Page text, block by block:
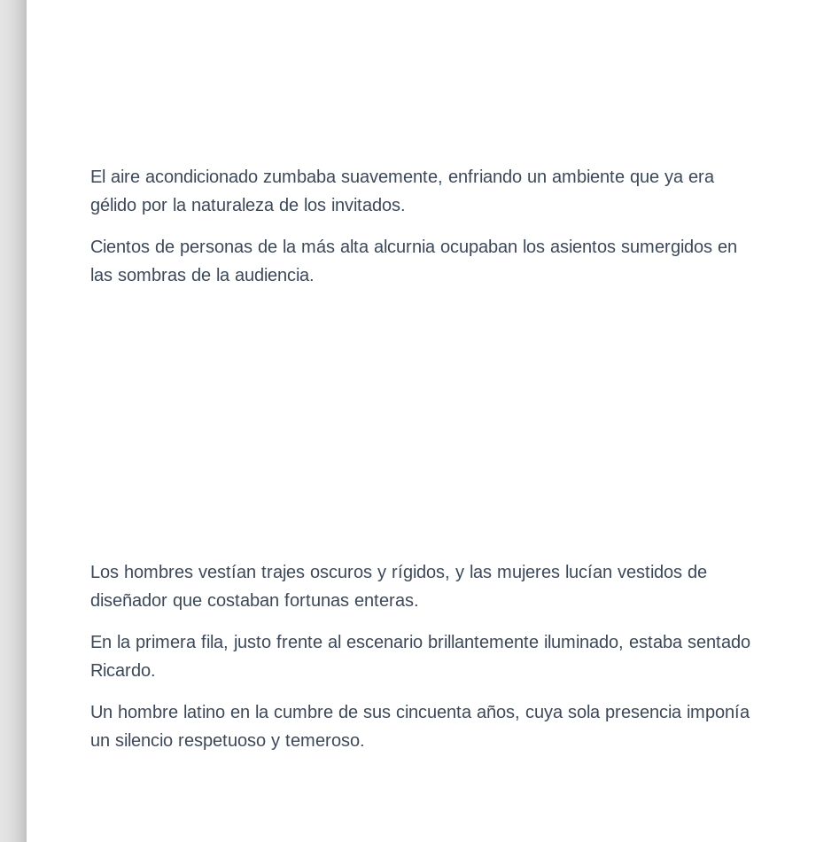
El aire acondicionado zumbaba suavemente, enfriando un ambiente que ya era
gélido por la naturaleza de los invitados.
Cientos de personas de la más alta alcurnia ocupaban los asientos sumergidos en
las sombras de la audiencia.
Los hombres vestían trajes oscuros y rígidos, y las mujeres lucían vestidos de
diseñador que costaban fortunas enteras.
En la primera fila, justo frente al escenario brillantemente iluminado, estaba sentado
Ricardo.
Un hombre latino en la cumbre de sus cincuenta años, cuya sola presencia imponía
un silencio respetuoso y temeroso.